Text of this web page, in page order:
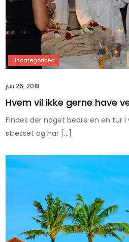
juli 26, 2018
Hvem vil ikke gerne have
Findes der noget bedre en en tur i
stresset og har […]